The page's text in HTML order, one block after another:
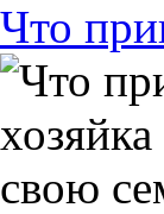
Что
свою